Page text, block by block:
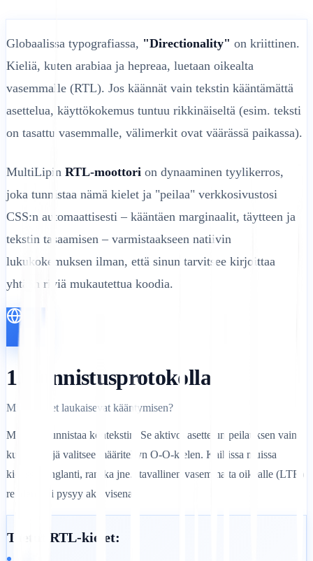
Globaalissa typografiassa, "Directionality" on kriittinen.
Kieliä, kuten arabiaa ja hepreaa, luetaan oikealta
vasemmalle (RTL). Jos käännät vain tekstin kääntämättä
asettelua, käyttökokemus tuntuu rikkinäiseltä (esim. teksti
on tasattu vasemmalle, välimerkit ovat väärässä paikassa).
MultiLipin RTL-moottori on dynaaminen tyylikerros,
joka tunnistaa nämä kielet ja "peilaa" verkkosivustosi
CSS:n automaattisesti – kääntäen marginaalit, täytteen ja
tekstin tasaamisen – varmistaakseen natiivin
lukukokemuksen ilman, että sinun tarvitsee kirjoittaa
yhtään riviä mukautettua koodia.
1. Tunnistusprotokolla
Mitkä kielet laukaisevat kääntymisen?
Moottori tunnistaa kontekstin. Se aktivoi asettelun peilauksen vain,
kun käyttäjä valitsee määritellyn O-O-kielen. Kaikissa muissa
kielissä (englanti, ranska jne.) tavallinen vasemmalta oikealle (LTR)
renderöinti pysyy aktiivisena.
Tuetut RTL-kielet: